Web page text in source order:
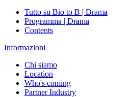
Tutto su Bio to B | Drama
Programma | Drama
Contents
Informazioni
Chi siamo
Location
Who's coming
Partner Industry